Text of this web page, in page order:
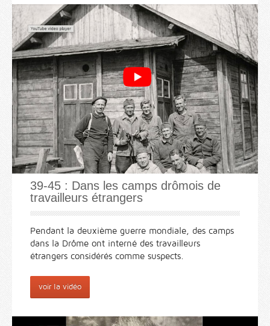
39-45 : Dans les camps drômois de
travailleurs étrangers
Pendant la deuxième guerre mondiale, des camps
dans la Drôme ont interné des travailleurs
étrangers considérés comme suspects.
voir la vidéo